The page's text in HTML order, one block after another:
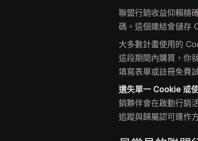
聯盟行銷收益仰賴精
碼。這個連結會儲存
大多數計畫使用的
這段期間內購買，你
填寫表單或註冊免費
遺失單一 Cookie 或
銷夥伴會在啟動行銷
追蹤與歸屬認可運作